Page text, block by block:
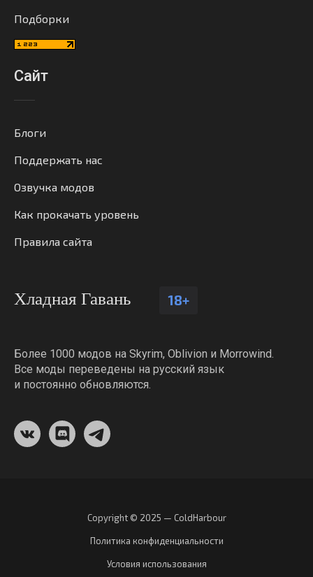
Подборки
Сайт
Блоги
Поддержать нас
Озвучка модов
Как прокачать уровень
Правила сайта
Хладная Гавань 18+
Более 1000 модов на Skyrim, Oblivion и Morrowind.
Все моды переведены на русский язык
и постоянно обновляются.
Copyright © 2025 — ColdHarbour
Политика конфиденциальности
Условия использования